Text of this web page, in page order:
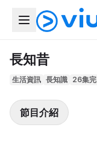
長知昔
生活資訊 長知識 26集完
節目介紹